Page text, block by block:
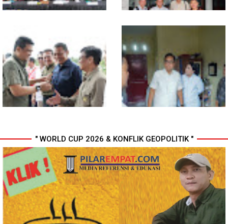
Selama 300 Hari, Polrestabes
Medan Tangkap 1.434
Tersangka Narkoba
MIO Indonesia Sumut Resmi
Daftarkan Organisasi ke
Kesbangpol, Langkah Awal
Perkuat Profesionalisme
Media Online
Komisi D DPRDSU Ikut Gubsu
Bobby Nasution Berkantor di
Nias
Walikota Medan Nonaktifkan
Lurah Aur, Rico Waas : Tak Ada
Toleransi bagi Penyalahgunaan
Wewenang
" WORLD CUP 2026 & KONFLIK GEOPOLITIK "